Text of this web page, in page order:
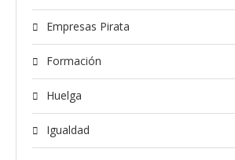
Empresas Pirata
Formación
Huelga
Igualdad